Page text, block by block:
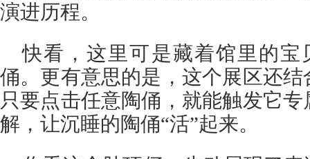
演进历程。
快看，这里可是藏着馆里的宝
俑。更有意思的是，这个展区还
只要点击任意陶俑，就能触发它
解，让沉睡的陶俑“活”起来。